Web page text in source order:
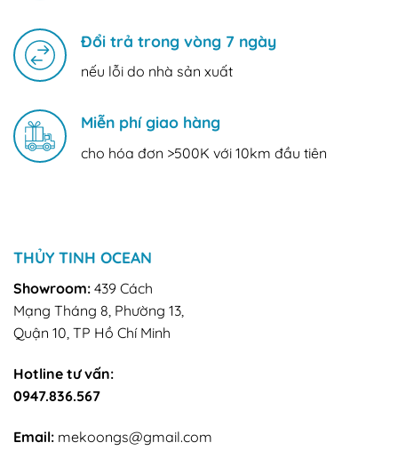
Đổi trả trong vòng 7 ngày
nếu lỗi do nhà sản xuất
Miễn phí giao hàng
cho hóa đơn >500K với 10km đầu tiên
THỦY TINH OCEAN
Showroom: 439 Cách
Mạng Tháng 8, Phường 13,
Quận 10, TP Hồ Chí Minh
Hotline tư vấn:
0947.836.567
Email: mekoongs@gmail.com